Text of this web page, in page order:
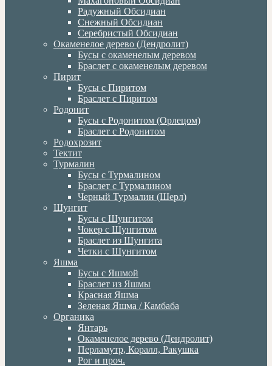
Радужный Обсидиан
Снежный Обсидиан
Серебристый Обсидиан
Окаменелое дерево (Дендролит)
Бусы с окаменелым деревом
Браслет с окаменелым деревом
Пирит
Бусы с Пиритом
Браслет с Пиритом
Родонит
Бусы с Родонитом (Орлецом)
Браслет с Родонитом
Родохрозит
Тектит
Турмалин
Бусы с Турмалином
Браслет с Турмалином
Черный Турмалин (Шерл)
Шунгит
Бусы с Шунгитом
Чокер с Шунгитом
Браслет из Шунгита
Четки с Шунгитом
Яшма
Бусы с Яшмой
Браслет из Яшмы
Красная Яшма
Зеленая Яшма / Камбаба
Органика
Янтарь
Окаменелое дерево (Дендролит)
Перламутр, Коралл, Ракушка
Рог и проч.